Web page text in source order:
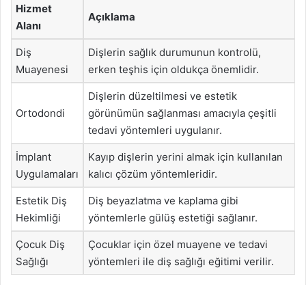
Hizmet
Alanı
Açıklama
Diş
Muayenesi
Dişlerin sağlık durumunun kontrolü,
erken teşhis için oldukça önemlidir.
Ortodondi
Dişlerin düzeltilmesi ve estetik
görünümün sağlanması amacıyla çeşitli
tedavi yöntemleri uygulanır.
İmplant
Uygulamaları
Kayıp dişlerin yerini almak için kullanılan
kalıcı çözüm yöntemleridir.
Estetik Diş
Hekimliği
Diş beyazlatma ve kaplama gibi
yöntemlerle gülüş estetiği sağlanır.
Çocuk Diş
Sağlığı
Çocuklar için özel muayene ve tedavi
yöntemleri ile diş sağlığı eğitimi verilir.